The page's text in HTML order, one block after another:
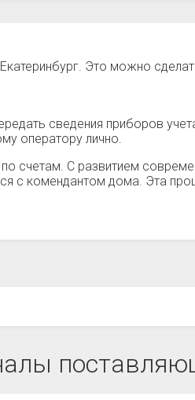
Это можно
сведения приборов
оператору лично.
счетам. С развитием
с комендантом дома. Эта